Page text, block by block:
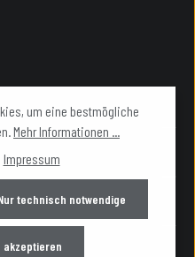
um eine bestmögliche
Mehr Informationen ...
Impressum
technisch notwendige
akzeptieren